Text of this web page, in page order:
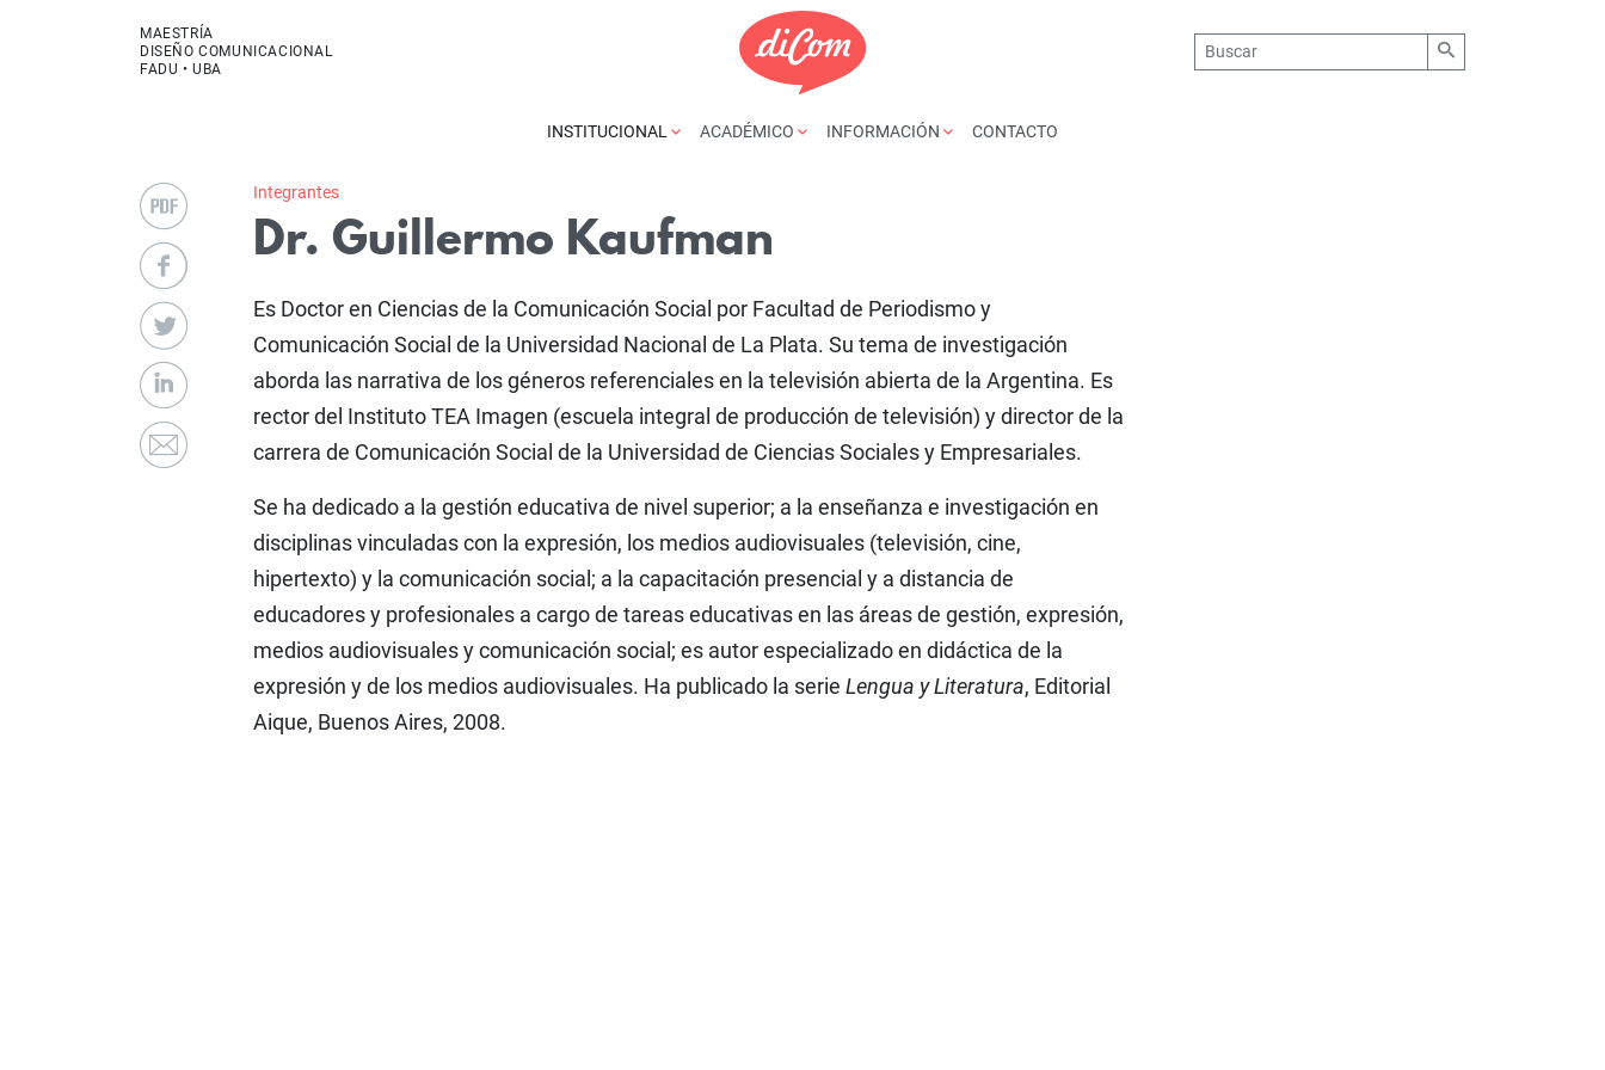
MAESTRÍA
DISEÑO COMUNICACIONAL
FADU • UBA
INSTITUCIONAL ACADÉMICO INFORMACIÓN CONTACTO
Integrantes
Dr. Guillermo Kaufman
Es Doctor en Ciencias de la Comunicación Social por Facultad de Periodismo y
Comunicación Social de la Universidad Nacional de La Plata. Su tema de investigación
aborda las narrativa de los géneros referenciales en la televisión abierta de la Argentina. Es
rector del Instituto TEA Imagen (escuela integral de producción de televisión) y director de la
carrera de Comunicación Social de la Universidad de Ciencias Sociales y Empresariales.
Se ha dedicado a la gestión educativa de nivel superior; a la enseñanza e investigación en
disciplinas vinculadas con la expresión, los medios audiovisuales (televisión, cine,
hipertexto) y la comunicación social; a la capacitación presencial y a distancia de
educadores y profesionales a cargo de tareas educativas en las áreas de gestión, expresión,
medios audiovisuales y comunicación social; es autor especializado en didáctica de la
expresión y de los medios audiovisuales. Ha publicado la serie Lengua y Literatura, Editorial
Aique, Buenos Aires, 2008.